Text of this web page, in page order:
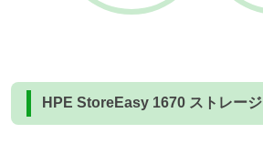
HPE StoreEasy 1670 ストレージ